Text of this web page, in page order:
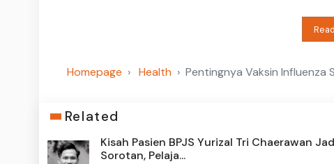
Homepage Health Pentingnya Vaksin Influenza
Related
Kisah Pasien BPJS Yurizal Tri Chaerawan
Sorotan, Pelaja...